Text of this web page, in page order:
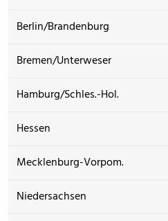
Berlin/Brandenburg
Bremen/Unterweser
Hamburg/Schles.-Hol.
Hessen
Mecklenburg-Vorpom.
Niedersachsen